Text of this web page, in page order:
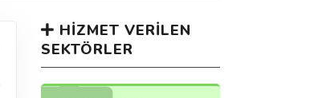
HIZMET VERILEN
SEKTÖRLER